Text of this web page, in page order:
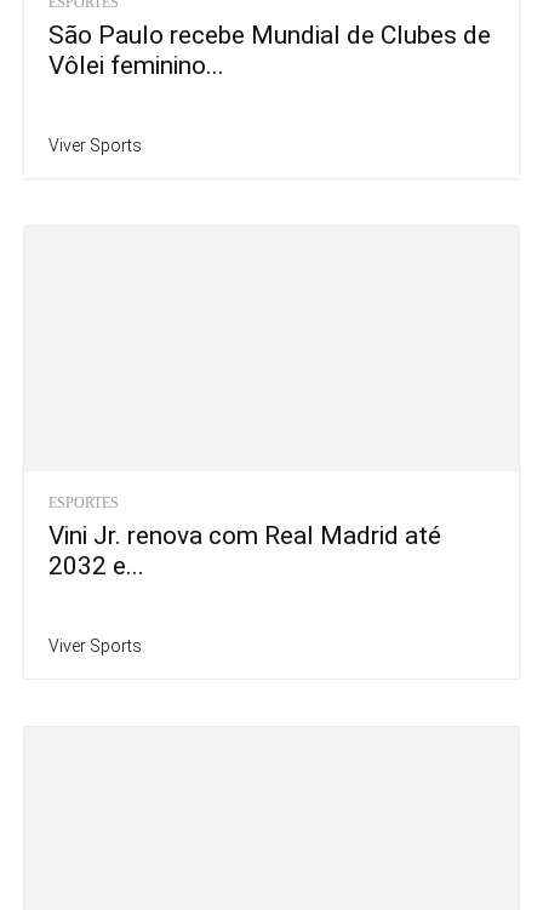
São Paulo recebe Mundial de Clubes de
Vôlei feminino...
Viver Sports
ESPORTES
Vini Jr. renova com Real Madrid até
2032 e...
Viver Sports